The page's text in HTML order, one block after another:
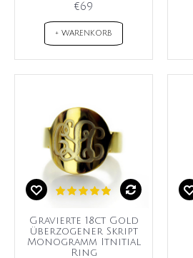
€69
+ WARENKORB
Gravierte 18ct Gold
überzogener Skript
Monogramm Itnitial
Ring